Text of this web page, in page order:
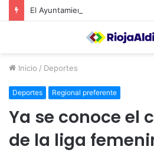
Inicio / Deportes
Deportes Regional preferente
Ya se conoce el
de la liga